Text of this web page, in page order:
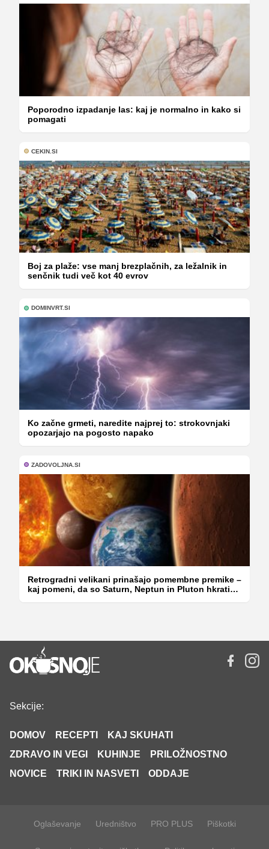
Poporodno izpadanje las: kaj je normalno in kako si
pomagati
CEKIN.SI
Boj za plaže: vse manj brezplačnih, za ležalnik in
senčnik tudi več kot 40 evrov
DOMINVRT.SI
Ko začne grmeti, naredite najprej to: strokovnjaki
opozarjajo na pogosto napako
ZADOVOLJNA.SI
Retrogradni velikani prinašajo pomembne premike –
kaj pomeni, da so Saturn, Neptun in Pluton hkrati
Sekcije:
DOMOV RECEPTI
KAJ SKUHATI
ZDRAVO IN VEGI
KUHINJE
PRILOŽNOSTNO
NOVICE
TRIKI IN NASVETI ODDAJE
Oglaševanje Uredništvo PRO PLUS Piškotki